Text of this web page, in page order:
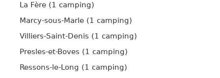
La Fère (1 camping)
Marcy-sous-Marle (1 camping)
Villiers-Saint-Denis (1 camping)
Presles-et-Boves (1 camping)
Ressons-le-Long (1 camping)